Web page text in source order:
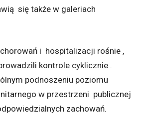
się także w galeriach
i hospitalizacji rośnie ,
kontrole cyklicznie .
podnoszeniu poziomu
w przestrzeni publicznej
zachowań.